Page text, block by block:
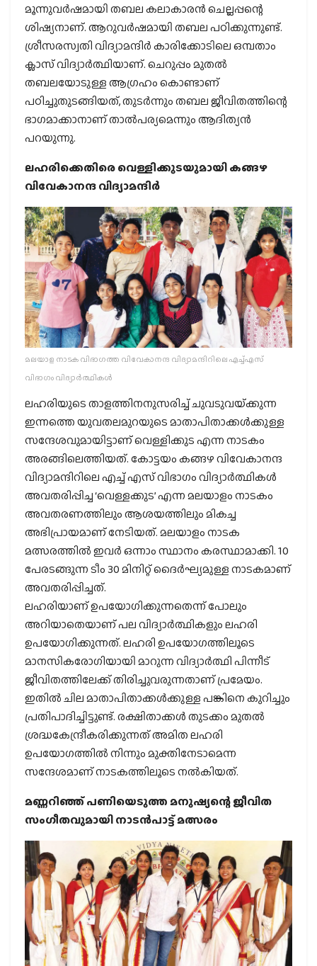
മൂന്നുവര്‍ഷമായി തബല കലാകാരന്‍ ചെല്ലപ്പന്റെ
ശിഷ്യനാണ്. ആറുവര്‍ഷമായി തബല പഠിക്കുന്നുണ്ട്.
ശ്രീസരസ്വതി വിദ്യാമന്ദിര്‍ കാരിക്കോടിലെ ഒമ്പതാം
ക്ലാസ് വിദ്യാര്‍ത്ഥിയാണ്. ചെറുപ്പം മുതല്‍
തബലയോടുള്ള ആഗ്രഹം കൊണ്ടാണ്
പഠിച്ചുതുടങ്ങിയത്, തുടര്‍ന്നും തബല ജീവിതത്തിന്റെ
ഭാഗമാക്കാനാണ് താല്‍പര്യമെന്നും ആദിത്യന്‍
പറയുന്നു.
ലഹരിക്കെതിരെ വെള്ളിക്കുടയുമായി കങ്ങഴ
വിവേകാനന്ദ വിദ്യാമന്ദിര്‍
മലയാള നാടക വിഭാഗത്ത വിവേകാനന്ദ വിദ്യാമന്ദിറിലെ എച്ച്എസ്
വിഭാഗം വിദ്യാര്‍ത്ഥികള്‍
ലഹരിയുടെ താളത്തിനനുസരിച്ച് ചുവടുവയ്‌ക്കുന്ന
ഇന്നത്തെ യുവതലമുറയുടെ മാതാപിതാക്കള്‍ക്കുള്ള
സന്ദേശവുമായിട്ടാണ് വെള്ളിക്കുട എന്ന നാടകം
അരങ്ങിലെത്തിയത്. കോട്ടയം കങ്ങഴ വിവേകാനന്ദ
വിദ്യാമന്ദിറിലെ എച്ച് എസ് വിഭാഗം വിദ്യാര്‍ത്ഥികള്‍
അവതരിപ്പിച്ച ‘വെള്ളക്കുട’ എന്ന മലയാളം നാടകം
അവതരണത്തിലും ആശയത്തിലും മികച്ച
അഭിപ്രായമാണ് നേടിയത്. മലയാളം നാടക
മത്സരത്തില്‍ ഇവര്‍ ഒന്നാം സ്ഥാനം കരസ്ഥാമാക്കി. 10
പേരടങ്ങുന്ന ടീം 30 മിനിറ്റ് ദൈര്‍ഘ്യമുള്ള നാടകമാണ്
അവതരിപ്പിച്ചത്.
ലഹരിയാണ് ഉപയോഗിക്കുന്നതെന്ന് പോലും
അറിയാതെയാണ് പല വിദ്യാര്‍ത്ഥികളും ലഹരി
ഉപയോഗിക്കുന്നത്. ലഹരി ഉപയോഗത്തിലൂടെ
മാനസികരോഗിയായി മാറുന്ന വിദ്യാര്‍ത്ഥി പിന്നീട്
ജീവിതത്തിലേക്ക് തിരിച്ചുവരുന്നതാണ് പ്രമേയം.
ഇതില്‍ ചില മാതാപിതാക്കള്‍ക്കുള്ള പങ്കിനെ കുറിച്ചും
പ്രതിപാദിച്ചിട്ടുണ്ട്. രക്ഷിതാക്കള്‍ തുടക്കം മുതല്‍
ശ്രദ്ധകേന്ദ്രീകരിക്കുന്നത് അമിത ലഹരി
ഉപയോഗത്തില്‍ നിന്നും മുക്തിനേടാമെന്ന
സന്ദേശമാണ് നാടകത്തിലൂടെ നല്‍കിയത്.
മണ്ണറിഞ്ഞ് പണിയെടുത്ത മനുഷ്യന്റെ ജീവിത
സംഗീതവുമായി നാടന്‍പാട്ട് മത്സരം